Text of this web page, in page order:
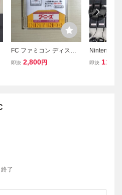
FC ファミコン ディスク
システム ディスクカード
即決 2,800円
Nintendo/
ァミコン・
即決
終了